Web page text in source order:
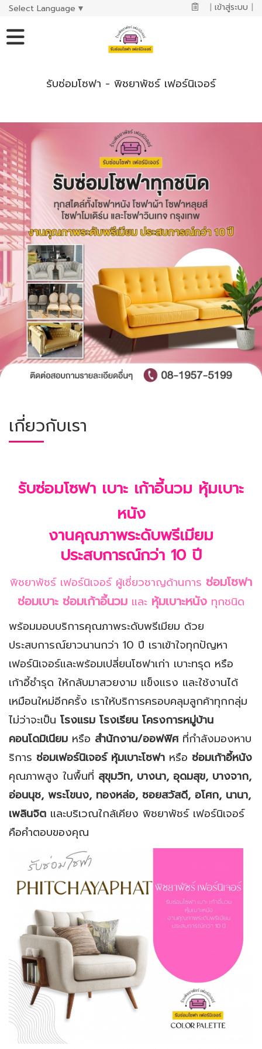
Select Language ▼ | เข้าสู่ระบบ |
รับซ่อมโซฟา - พิชยาพัชร์ เฟอร์นิเจอร์
เกี่ยวกับเรา
รับซ่อมโซฟา เบาะ เก้าอี้นวม หุ้มเบาะ
หนัง
งานคุณภาพระดับพรีเมียม
ประสบการณ์กว่า 10 ปี
พิชยาพัชร์ เฟอร์นิเจอร์ ผู้เชี่ยวชาญด้านการ ซ่อมโซฟา
ซ่อมเบาะ ซ่อมเก้าอี้นวม และ หุ้มเบาะหนัง ทุกชนิด
พร้อมมอบบริการคุณภาพระดับพรีเมียม ด้วย
ประสบการณ์ยาวนานกว่า 10 ปี เราเข้าใจทุกปัญหา
เฟอร์นิเจอร์และพร้อมเปลี่ยนโซฟาเก่า เบาะทรุด หรือ
เก้าอี้ชำรุด ให้กลับมาสวยงาม แข็งแรง และใช้งานได้
เหมือนใหม่อีกครั้ง เราให้บริการครอบคลุมลูกค้าทุกกลุ่ม
ไม่ว่าจะเป็น โรงแรม โรงเรียน โครงการหมู่บ้าน
คอนโดมิเนียม หรือ สำนักงาน/ออฟฟิศที่กำลังมองหาบ
ริการ ซ่อมเฟอร์นิเจอร์ หุ้มเบาะโซฟา หรือ ซ่อมเก้าอี้หนัง
คุณภาพสูง ในพื้นที่ สุขุมวิท, บางนา, อุดมสุข, บางจาก,
อ่อนนุช, พระโขนง, ทองหล่อ, ซอยสวัสดี, อโศก, นานา,
เพลินจิต และบริเวณใกล้เคียง พิชยาพัชร์ เฟอร์นิเจอร์
คือคำตอบของคุณ